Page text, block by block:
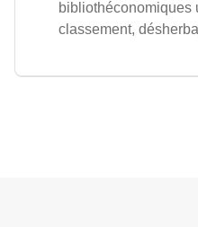
bibliothéconomiques
classement,